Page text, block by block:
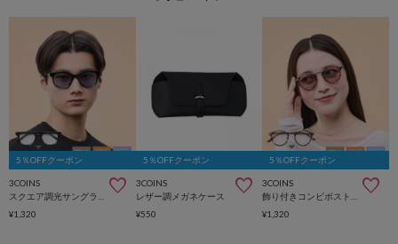
5％OFFクーポン
3COINS
¥1,320
5％OFFクーポン
3COINS
レザー調メガネケース
¥550
5％OFFクーポン
3COINS
¥1,320